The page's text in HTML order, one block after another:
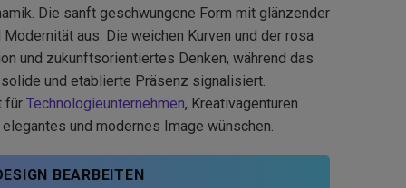
Die sanft geschwungene Form mit glänzender
aus. Die weichen Kurven und der rosa
und zukunftsorientiertes Denken, während das
und etablierte Präsenz signalisiert.
für Technologieunternehmen, Kreativagenturen
und modernes Image wünschen.
BEARBEITEN